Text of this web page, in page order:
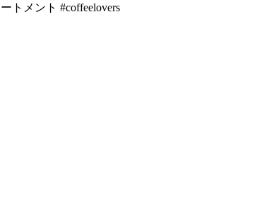
トメント #coffeelovers